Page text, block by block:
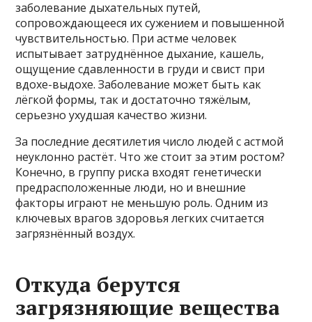
заболевание дыхательных путей,
сопровождающееся их сужением и повышенной
чувствительностью. При астме человек
испытывает затруднённое дыхание, кашель,
ощущение сдавленности в груди и свист при
вдохе-выдохе. Заболевание может быть как
лёгкой формы, так и достаточно тяжёлым,
серьезно ухудшая качество жизни.
За последние десятилетия число людей с астмой
неуклонно растёт. Что же стоит за этим ростом?
Конечно, в группу риска входят генетически
предрасположенные люди, но и внешние
факторы играют не меньшую роль. Одним из
ключевых врагов здоровья легких считается
загрязнённый воздух.
Откуда берутся
загрязняющие вещества